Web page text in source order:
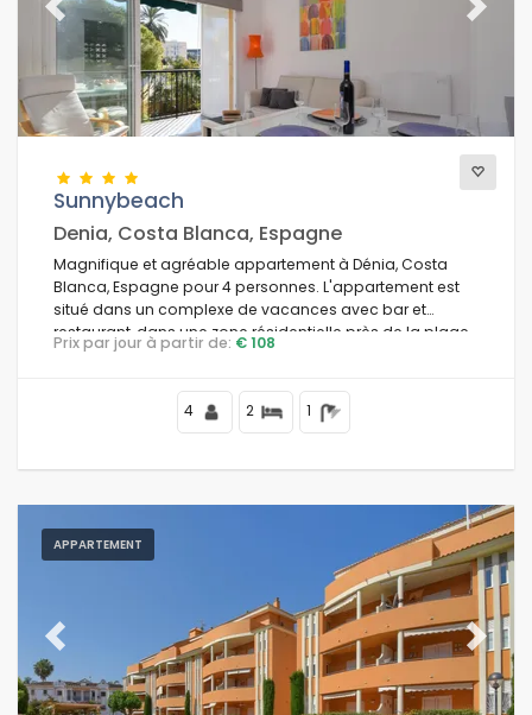
Previous Next
Sunnybeach
Denia, Costa Blanca, Espagne
Magnifique et agréable appartement à Dénia, Costa
Blanca, Espagne pour 4 personnes. L'appartement est
situé dans un complexe de vacances avec bar et
restaurant, dans une zone résidentielle près de la plage,
à proximité des commerces et supermarchés, à 2 km de
Prix par jour à partir de: € 108
4 2 1
APPARTEMENT
Previous Next